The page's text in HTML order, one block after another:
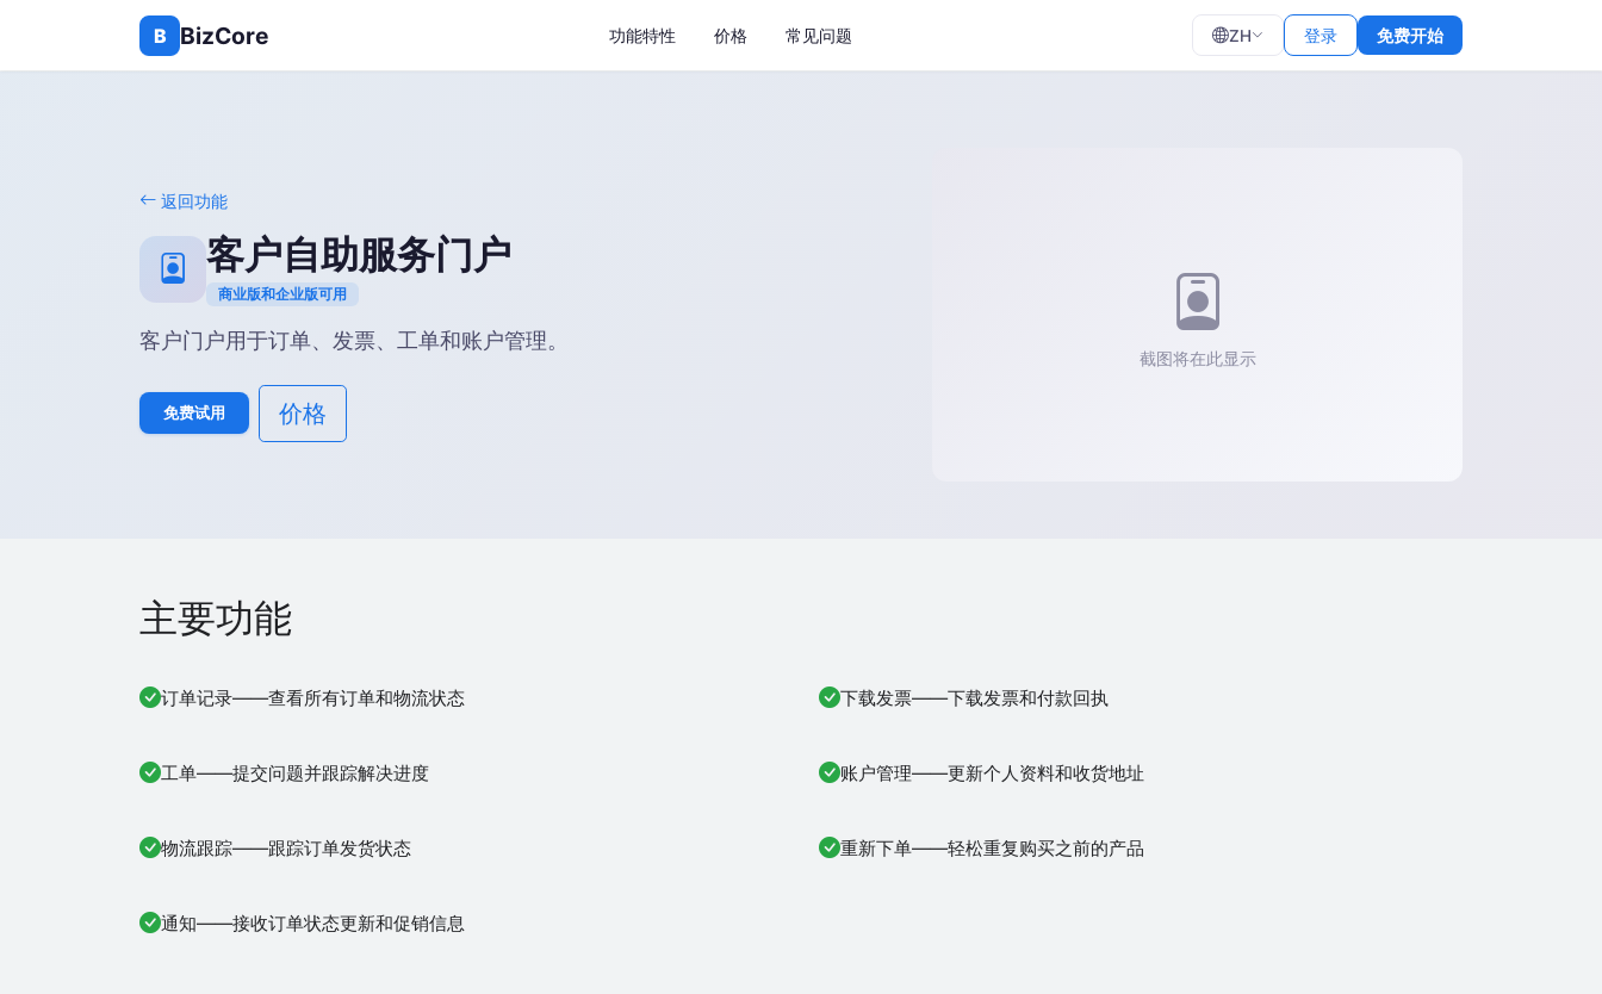
B BizCore 功能特性 价格 常见问题 ZH 登录 免费开始
返回功能
客户自助服务门户
商业版和企业版可用
客户门户用于订单、发票、工单和账户管理。
免费试用 价格
截图将在此显示
主要功能
订单记录——查看所有订单和物流状态 下载发票——下载发票和付款回执
工单——提交问题并跟踪解决进度 账户管理——更新个人资料和收货地址
物流跟踪——跟踪订单发货状态 重新下单——轻松重复购买之前的产品
通知——接收订单状态更新和促销信息